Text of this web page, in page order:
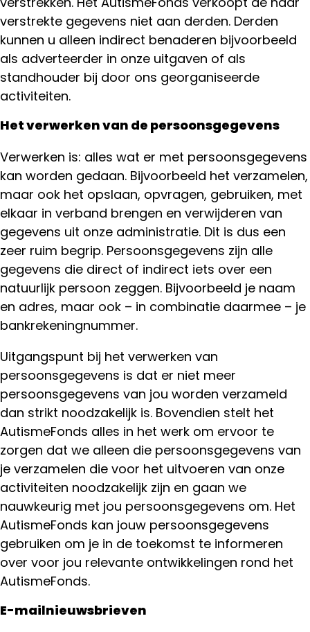
verstrekte gegevens niet aan derden. Derden
kunnen u alleen indirect benaderen bijvoorbeeld
als adverteerder in onze uitgaven of als
standhouder bij door ons georganiseerde
activiteiten.
Het verwerken van de persoonsgegevens
Verwerken is: alles wat er met persoonsgegevens
kan worden gedaan. Bijvoorbeeld het verzamelen,
maar ook het opslaan, opvragen, gebruiken, met
elkaar in verband brengen en verwijderen van
gegevens uit onze administratie. Dit is dus een
zeer ruim begrip. Persoonsgegevens zijn alle
gegevens die direct of indirect iets over een
natuurlijk persoon zeggen. Bijvoorbeeld je naam
en adres, maar ook – in combinatie daarmee – je
bankrekeningnummer.
Uitgangspunt bij het verwerken van
persoonsgegevens is dat er niet meer
persoonsgegevens van jou worden verzameld
dan strikt noodzakelijk is. Bovendien stelt het
AutismeFonds alles in het werk om ervoor te
zorgen dat we alleen die persoonsgegevens van
je verzamelen die voor het uitvoeren van onze
activiteiten noodzakelijk zijn en gaan we
nauwkeurig met jou persoonsgegevens om. Het
AutismeFonds kan jouw persoonsgegevens
gebruiken om je in de toekomst te informeren
over voor jou relevante ontwikkelingen rond het
AutismeFonds.
E-mailnieuwsbrieven